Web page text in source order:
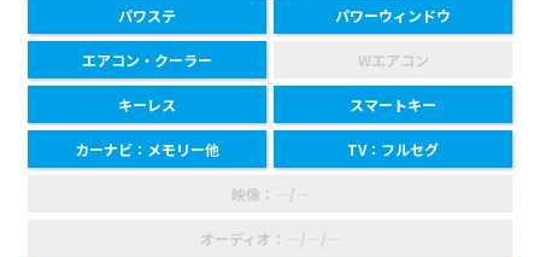
パワステ パワーウィンドウ
エアコン・クーラー Wエアコン
キーレス スマートキー
カーナビ：メモリー他 TV：フルセグ
映像：―/―
オーディオ：―/―/―